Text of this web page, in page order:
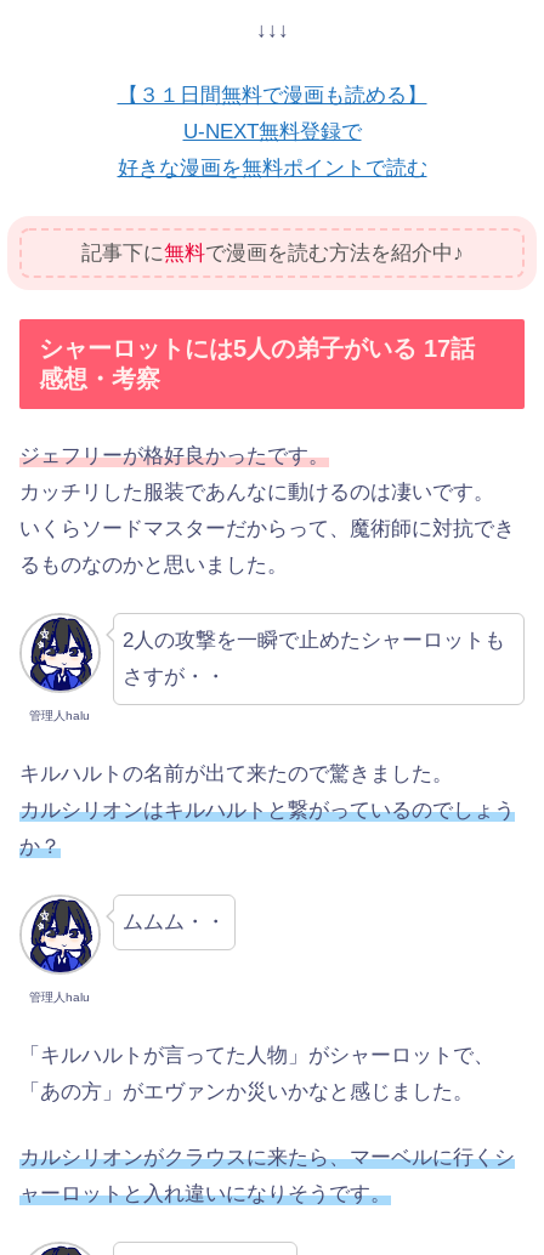
↓↓↓
【３１日間無料で漫画も読める】
U-NEXT無料登録で
好きな漫画を無料ポイントで読む
記事下に無料で漫画を読む方法を紹介中♪
シャーロットには5人の弟子がいる 17話
感想・考察
ジェフリーが格好良かったです。
カッチリした服装であんなに動けるのは凄いです。
いくらソードマスターだからって、魔術師に対抗でき
るものなのかと思いました。
管理人halu
2人の攻撃を一瞬で止めたシャーロットも
さすが・・
キルハルトの名前が出て来たので驚きました。
カルシリオンはキルハルトと繋がっているのでしょう
か？
管理人halu
ムムム・・
「キルハルトが言ってた人物」がシャーロットで、
「あの方」がエヴァンか災いかなと感じました。
カルシリオンがクラウスに来たら、マーベルに行くシ
ャーロットと入れ違いになりそうです。